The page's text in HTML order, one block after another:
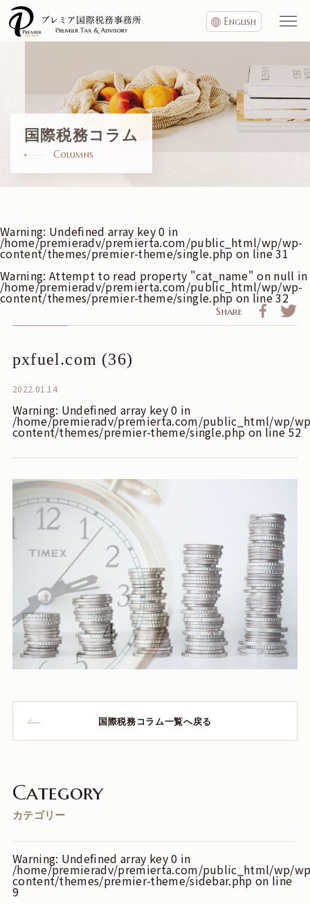
English
国際税務コラム
Columns
Warning: Undefined array key 0 in
/home/premieradv/premierta.com/public_html/wp/wp-
content/themes/premier-theme/single.php on line31
Warning: Attempt to read property "cat_name" on null in
/home/premieradv/premierta.com/public_html/wp/wp-
content/themes/premier-theme/single.php on line32
Share
pxfuel.com (36)
2022.01.14
Warning: Undefined array key 0 in
/home/premieradv/premierta.com/public_html/wp/
content/themes/premier-theme/single.php on line52
国際税務コラム一覧へ戻る
Category
カテゴリー
Warning: Undefined array key 0 in
/home/premieradv/premierta.com/public_html/wp/
content/themes/premier-theme/sidebar.php on line
9